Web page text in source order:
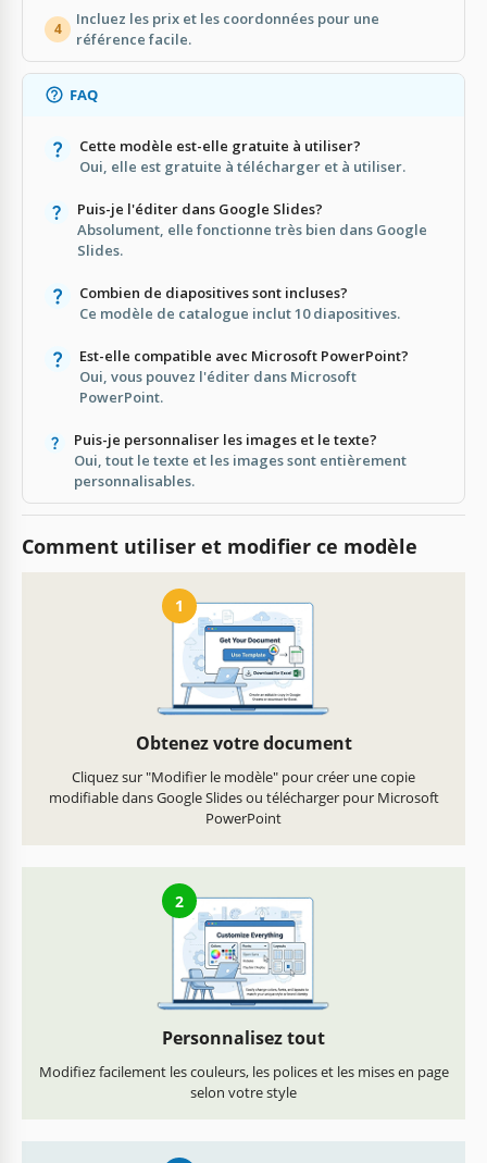
4
Incluez les prix et les coordonnées pour une
référence facile.
FAQ
Cette modèle est-elle gratuite à utiliser?
Oui, elle est gratuite à télécharger et à utiliser.
Puis-je l'éditer dans Google Slides?
Absolument, elle fonctionne très bien dans Google
Slides.
Combien de diapositives sont incluses?
Ce modèle de catalogue inclut 10 diapositives.
Est-elle compatible avec Microsoft PowerPoint?
Oui, vous pouvez l'éditer dans Microsoft
PowerPoint.
Puis-je personnaliser les images et le texte?
Oui, tout le texte et les images sont entièrement
personnalisables.
Comment utiliser et modifier ce modèle
1
Obtenez votre document
Cliquez sur "Modifier le modèle" pour créer une copie
modifiable dans Google Slides ou télécharger pour Microsoft
PowerPoint
2
Personnalisez tout
Modifiez facilement les couleurs, les polices et les mises en page
selon votre style